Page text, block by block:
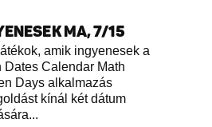
MA, 7/15
amik ingyenesek a
Calendar Math
Days alkalmazás
kínál két dátum